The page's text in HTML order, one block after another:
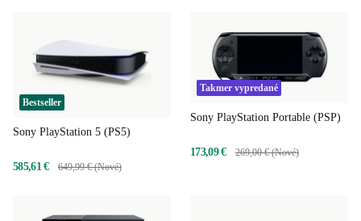
Bestseller
Sony PlayStation 5 (PS5)
585,61 € 649,99 € (Nové)
Takmer vypredané
Sony PlayStation Portable (PSP)
173,09 € 269,00 € (Nové)